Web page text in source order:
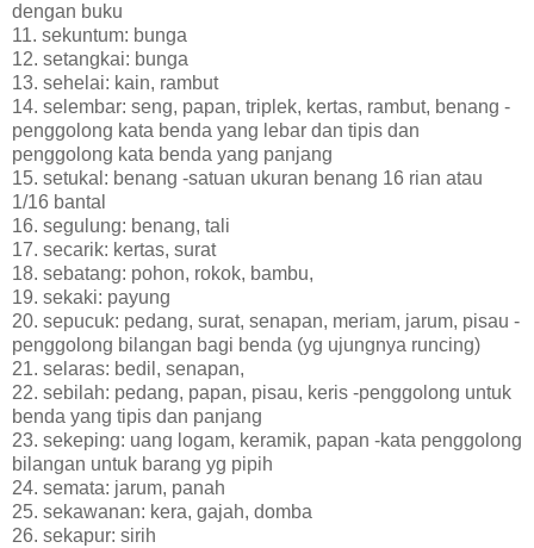
dengan buku
11. sekuntum: bunga
12. setangkai: bunga
13. sehelai: kain, rambut
14. selembar: seng, papan, triplek, kertas, rambut, benang -
penggolong kata benda yang lebar dan tipis dan
penggolong kata benda yang panjang
15. setukal: benang -satuan ukuran benang 16 rian atau
1/16 bantal
16. segulung: benang, tali
17. secarik: kertas, surat
18. sebatang: pohon, rokok, bambu,
19. sekaki: payung
20. sepucuk: pedang, surat, senapan, meriam, jarum, pisau -
penggolong bilangan bagi benda (yg ujungnya runcing)
21. selaras: bedil, senapan,
22. sebilah: pedang, papan, pisau, keris -penggolong untuk
benda yang tipis dan panjang
23. sekeping: uang logam, keramik, papan -kata penggolong
bilangan untuk barang yg pipih
24. semata: jarum, panah
25. sekawanan: kera, gajah, domba
26. sekapur: sirih